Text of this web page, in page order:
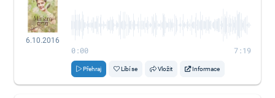
6.10.2016
0:00 7:19
Přehraj Líbí se Vložit Informace